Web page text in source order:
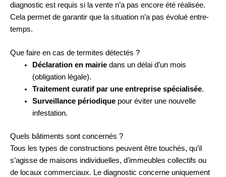
diagnostic est requis si la vente n’a pas encore été réalisée.
Cela permet de garantir que la situation n’a pas évolué entre-
temps.
Que faire en cas de termites détectés ?
Déclaration en mairiedans un délai d’un mois
(obligation légale).
Traitement curatif par une entreprise spécialisée.
Surveillance périodiquepour éviter une nouvelle
infestation.
Quels bâtiments sont concernés ?
Tous les types de constructions peuvent être touchés, qu’il
s’agisse de maisons individuelles, d’immeubles collectifs ou
de locaux commerciaux. Le diagnostic concerne uniquement